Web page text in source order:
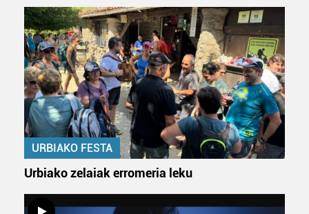
Bazkide batzuek ez dizute baimenik eskatzen, eta beren
interes komertzial legitimoetan babesten dira. Ikusi gure
bazkideen zerrenda, beren ustez zein helburutarako
duten interes legitimoa eta horren aurka nola egin
dezakezun ikusteko.
Lortu zure datu pertsonalak prozesatzeko moduari
buruzko informazio gehiago eta ezarri zure lehentasunak
datuen atalean. Edozein unetan alda edo ken dezakezu
zure baimena Cookieen adierazpenean.
fitxategiak erabiltzen ditu. Zure esperientzia eta
URBIAKO FESTA
Urbiako zelaiak erromeria leku